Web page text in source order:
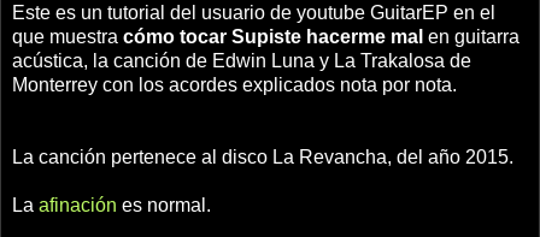
Este es un tutorial del usuario de youtube GuitarEP en el
que muestra cómo tocar Supiste hacerme mal en guitarra
acústica, la canción de Edwin Luna y La Trakalosa de
Monterrey con los acordes explicados nota por nota.
La canción pertenece al disco La Revancha, del año 2015.
La afinación es normal.